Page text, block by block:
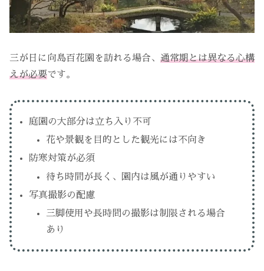
三が日に向島百花園を訪れる場合、 通常期とは異なる心構
えが必要です。
庭園の大部分は立ち入り不可
花や景観を目的とした観光には不向き
防寒対策が必須
待ち時間が長く、園内は風が通りやすい
写真撮影の配慮
三脚使用や長時間の撮影は制限される場合
あり